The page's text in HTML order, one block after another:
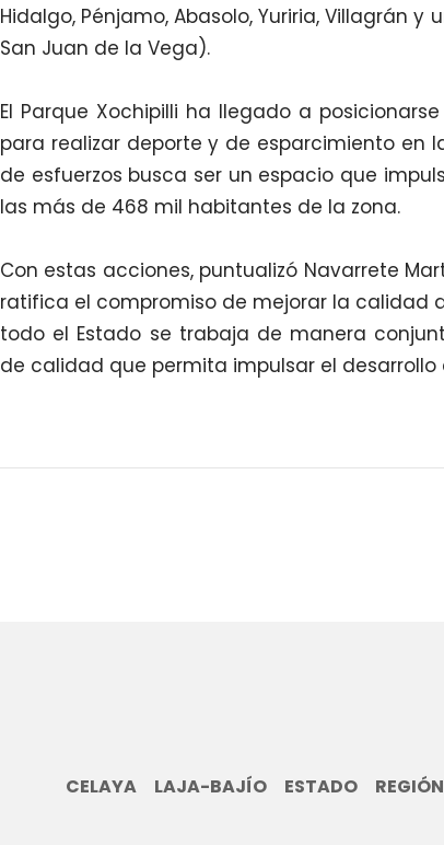
Hidalgo, Pénjamo, Abasolo, Yuriria, Villagrán
San Juan de la Vega).
El Parque Xochipilli ha llegado a
para realizar deporte y de esparcimiento en
de esfuerzos busca ser un espacio que
las más de 468 mil habitantes de la zona.
Con estas acciones, puntualizó Navarrete
ratifica el compromiso de mejorar la calidad
todo el Estado se trabaja de manera
de calidad que permita impulsar el desarrollo
CELAYA LAJA-BAJÍO ESTADO REGIÓN